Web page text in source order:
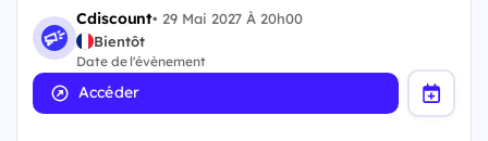
Cdiscount• 29 Mai 2027 À 20h00
Bientôt
Date de l'évènement
Accéder